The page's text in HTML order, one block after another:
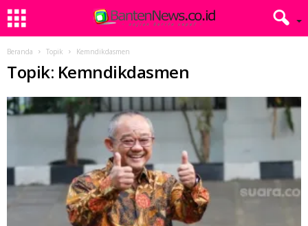
Beranda Topik Kemndikdasmen
Topik: Kemndikdasmen